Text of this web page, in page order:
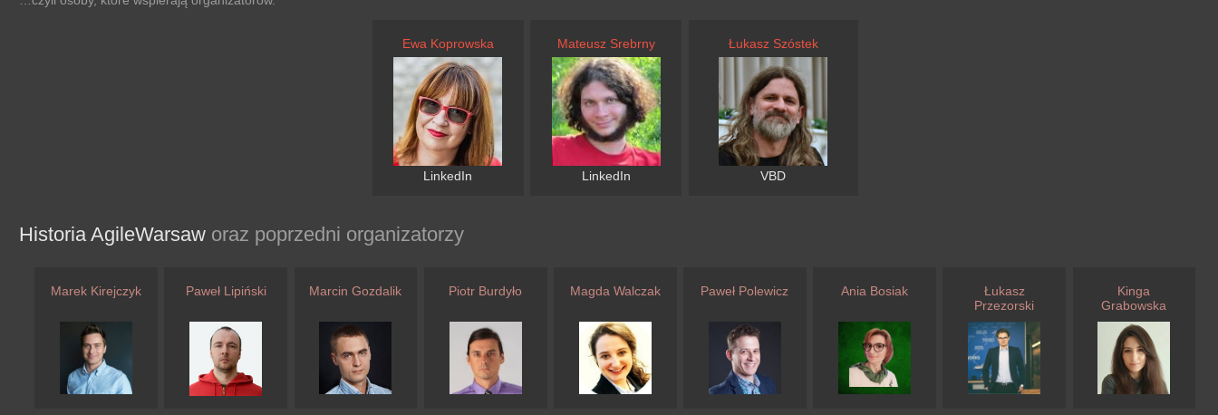
Ewa Koprowska
LinkedIn
Mateusz Srebrny
LinkedIn
Łukasz Szóstek
VBD
Historia AgileWarsaw oraz poprzedni organizatorzy
Marek Kirejczyk Paweł Lipiński Marcin Gozdalik Piotr Burdyło Magda Walczak Paweł Polewicz Ania Bosiak
Łukasz
Przezorski
Kinga
Grabowska